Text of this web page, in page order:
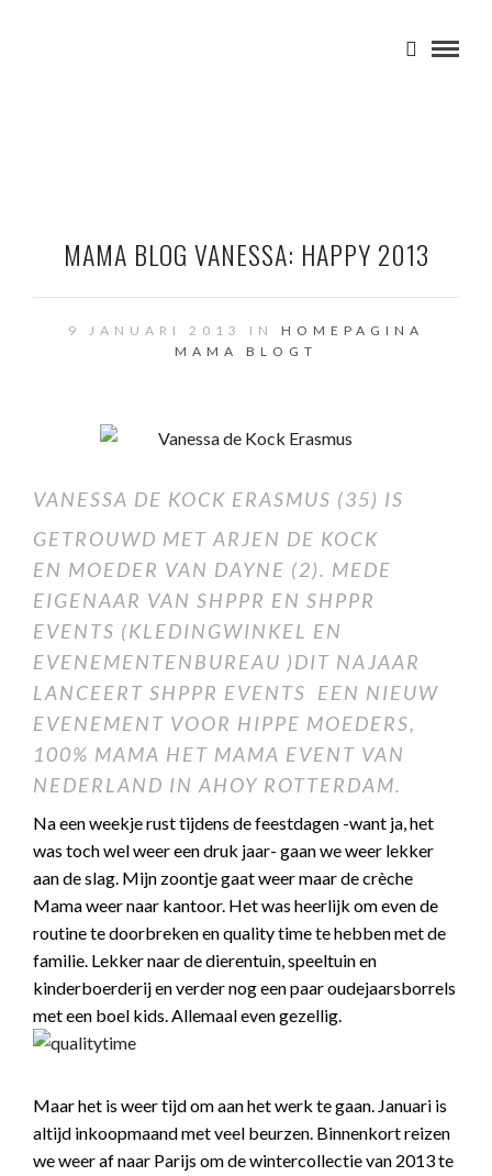
MAMA BLOG VANESSA: HAPPY 2013
9 JANUARI 2013 IN HOMEPAGINA
MAMA BLOGT
VANESSA DE KOCK ERASMUS (35) IS
GETROUWD MET ARJEN DE KOCK
EN MOEDER VAN DAYNE (2). MEDE
EIGENAAR VAN SHPPR EN SHPPR
EVENTS (KLEDINGWINKEL EN
EVENEMENTENBUREAU )DIT NAJAAR
LANCEERT SHPPR EVENTS EEN NIEUW
EVENEMENT VOOR HIPPE MOEDERS,
100% MAMA HET MAMA EVENT VAN
NEDERLAND IN AHOY ROTTERDAM.
Na een weekje rust tijdens de feestdagen -want ja, het
was toch wel weer een druk jaar- gaan we weer lekker
aan de slag. Mijn zoontje gaat weer maar de crèche
Mama weer naar kantoor. Het was heerlijk om even de
routine te doorbreken en quality time te hebben met de
familie. Lekker naar de dierentuin, speeltuin en
kinderboerderij en verder nog een paar oudejaarsborrels
met een boel kids. Allemaal even gezellig.
Maar het is weer tijd om aan het werk te gaan. Januari is
altijd inkoopmaand met veel beurzen. Binnenkort reizen
we weer af naar Parijs om de wintercollectie van 2013 te